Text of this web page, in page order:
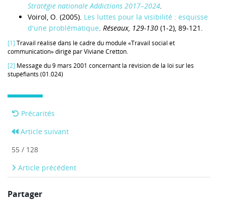
Stratégie nationale Addictions 2017–2024.
Voirol, O. (2005). Les luttes pour la visibilité : esquisse
d'une problématique. Réseaux, 129-130 (1-2), 89‑121.
[1] Travail réalisé dans le cadre du module «Travail social et
communication» dirigé par Viviane Cretton.
[2] Message du 9 mars 2001 concernant la révision de la loi sur les
stupéfiants (01.024)
Précarités
Article suivant
55 / 128
Article précédent
Partager